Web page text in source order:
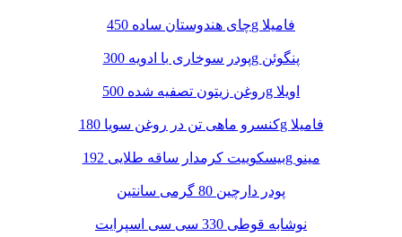
چای هندوستان ساده 450g فامیلا
پودر سوخاری با ادویه 300g پنگوئن
روغن زیتون تصفیه شده 500g اویلا
کنسرو ماهی تن در روغن سویا 180g فامیلا
بیسکوییت کرمدار ساقه طلایی 192g مینو
پودر دارچین 80 گرمی سانتین
نوشابه قوطی 330 سی سی اسپرایت